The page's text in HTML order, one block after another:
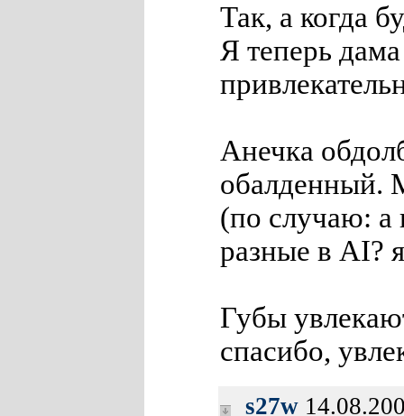
Так, а когда
Я теперь
Анечка
обалденный.
(по случаю: а
разные в AI?
Губы
спасибо,
s27w